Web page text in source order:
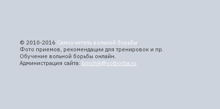
© 2010-2016 Самоучитель вольной борьбы.
Фото приемов, рекомендации для тренировок и пр.
Обучение вольной борьбы онлайн.
Администрация сайта: borchik@volborba.ru